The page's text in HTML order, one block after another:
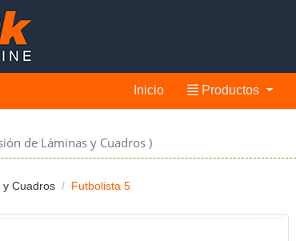
Inicio Productos
Productos
de Láminas y Cuadros )
y Cuadros Futbolista 5